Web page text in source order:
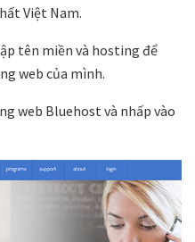
Việt Nam.
tên miền và hosting để
web của mình.
web Bluehost và nhấp vào